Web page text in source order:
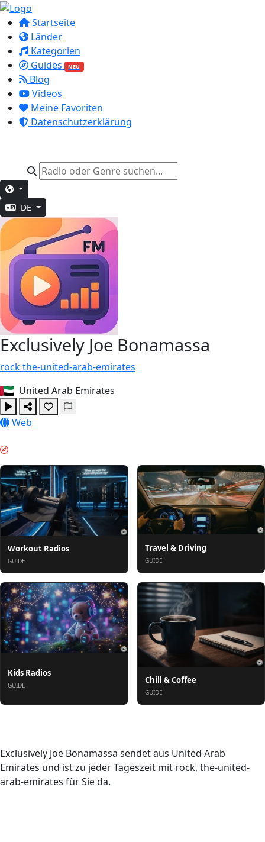
Startseite
Länder
Kategorien
Guides
NEU
Blog
Videos
Meine Favoriten
Datenschutzerklärung
DE
Exclusively Joe Bonamassa
rockthe-united-arab-emirates
United Arab Emirates
Web
Workout Radios
GUIDE
Travel & Driving
GUIDE
Kids Radios
GUIDE
Chill & Coffee
GUIDE
Exclusively Joe Bonamassa sendet aus United Arab
Emirates und ist zu jeder Tageszeit mit rock, the-united-
arab-emirates für Sie da.